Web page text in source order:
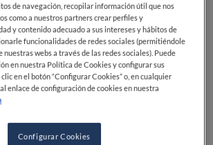
de navegación, recopilar información útil que nos
como a nuestros partners crear perfiles y
y contenido adecuado a sus intereses y hábitos de
funcionalidades de redes sociales (permitiéndole
webs a través de las redes sociales). Puede
en nuestra Política de Cookies y configurar sus
en el botón “Configurar Cookies” o, en cualquier
enlace de configuración de cookies en nuestra
Configurar Cookies